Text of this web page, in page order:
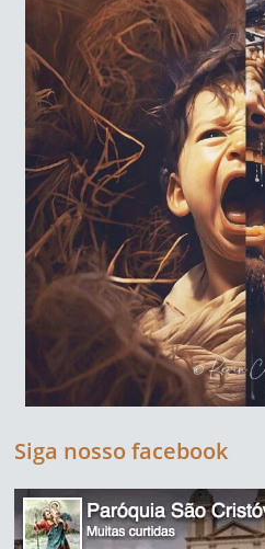
Siga nosso facebook